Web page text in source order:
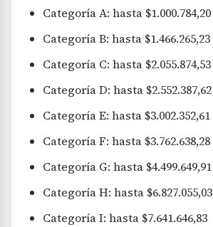
Categoría A: hasta $1.000.784,20
Categoría B: hasta $1.466.265,23
Categoría C: hasta $2.055.874,53
Categoría D: hasta $2.552.387,62
Categoría E: hasta $3.002.352,61
Categoría F: hasta $3.762.638,28
Categoría G: hasta $4.499.649,91
Categoría H: hasta $6.827.055,03
Categoría I: hasta $7.641.646,83